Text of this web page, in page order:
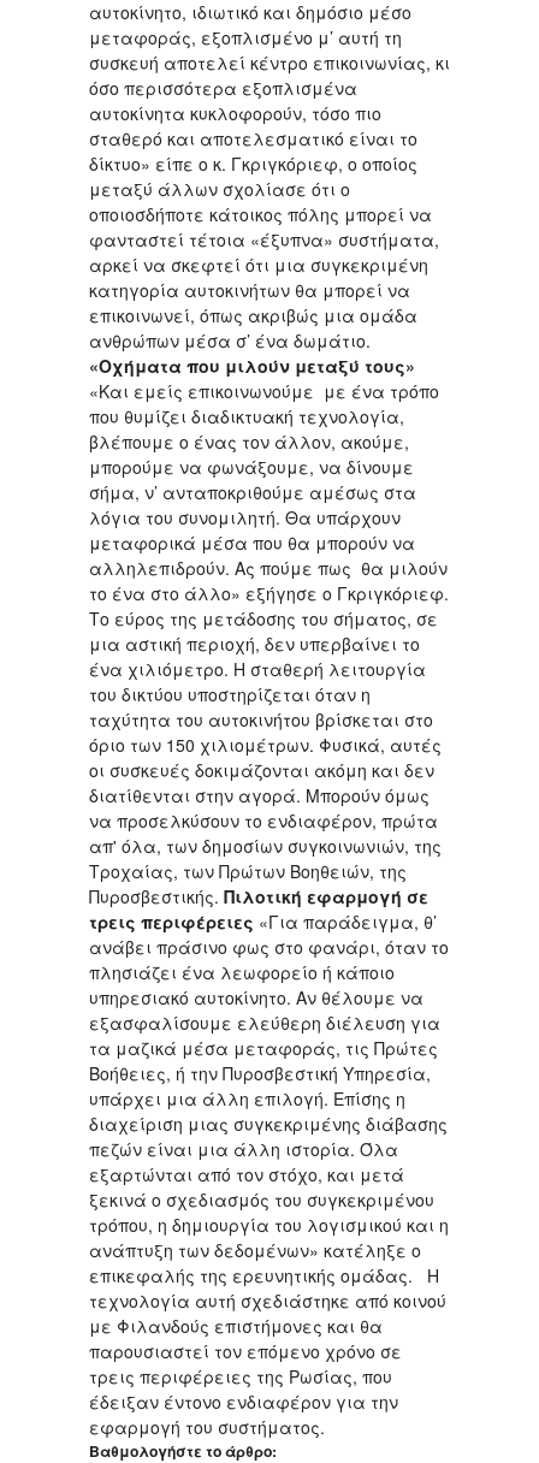
αυτοκίνητο, ιδιωτικό και δημόσιο μέσο
μεταφοράς, εξοπλισμένο μ’ αυτή τη
συσκευή αποτελεί κέντρο επικοινωνίας, κι
όσο περισσότερα εξοπλισμένα
αυτοκίνητα κυκλοφορούν, τόσο πιο
σταθερό και αποτελεσματικό είναι το
δίκτυο» είπε ο κ. Γκριγκόριεφ, ο οποίος
μεταξύ άλλων σχολίασε ότι ο
οποιοσδήποτε κάτοικος πόλης μπορεί να
φανταστεί τέτοια «έξυπνα» συστήματα,
αρκεί να σκεφτεί ότι μια συγκεκριμένη
κατηγορία αυτοκινήτων θα μπορεί να
επικοινωνεί, όπως ακριβώς μια ομάδα
ανθρώπων μέσα σ’ ένα δωμάτιο.
«Οχήματα που μιλούν μεταξύ τους»
«Και εμείς επικοινωνούμε με ένα τρόπο
που θυμίζει διαδικτυακή τεχνολογία,
βλέπουμε ο ένας τον άλλον, ακούμε,
μπορούμε να φωνάξουμε, να δίνουμε
σήμα, ν’ ανταποκριθούμε αμέσως στα
λόγια του συνομιλητή. Θα υπάρχουν
μεταφορικά μέσα που θα μπορούν να
αλληλεπιδρούν. Ας πούμε πως θα μιλούν
το ένα στο άλλο» εξήγησε ο Γκριγκόριεφ.
Το εύρος της μετάδοσης του σήματος, σε
μια αστική περιοχή, δεν υπερβαίνει το
ένα χιλιόμετρο. Η σταθερή λειτουργία
του δικτύου υποστηρίζεται όταν η
ταχύτητα του αυτοκινήτου βρίσκεται στο
όριο των 150 χιλιομέτρων. Φυσικά, αυτές
οι συσκευές δοκιμάζονται ακόμη και δεν
διατίθενται στην αγορά. Μπορούν όμως
να προσελκύσουν το ενδιαφέρον, πρώτα
απ' όλα, των δημοσίων συγκοινωνιών, της
Τροχαίας, των Πρώτων Βοηθειών, της
Πυροσβεστικής. Πιλοτική εφαρμογή σε
τρεις περιφέρειες «Για παράδειγμα, θ’
ανάβει πράσινο φως στο φανάρι, όταν το
πλησιάζει ένα λεωφορείο ή κάποιο
υπηρεσιακό αυτοκίνητο. Αν θέλουμε να
εξασφαλίσουμε ελεύθερη διέλευση για
τα μαζικά μέσα μεταφοράς, τις Πρώτες
Βοήθειες, ή την Πυροσβεστική Υπηρεσία,
υπάρχει μια άλλη επιλογή. Επίσης η
διαχείριση μιας συγκεκριμένης διάβασης
πεζών είναι μια άλλη ιστορία. Όλα
εξαρτώνται από τον στόχο, και μετά
ξεκινά ο σχεδιασμός του συγκεκριμένου
τρόπου, η δημιουργία του λογισμικού και η
ανάπτυξη των δεδομένων» κατέληξε ο
επικεφαλής της ερευνητικής ομάδας. Η
τεχνολογία αυτή σχεδιάστηκε από κοινού
με Φιλανδούς επιστήμονες και θα
παρουσιαστεί τον επόμενο χρόνο σε
τρεις περιφέρειες της Ρωσίας, που
έδειξαν έντονο ενδιαφέρον για την
εφαρμογή του συστήματος.
Βαθμολογήστε το άρθρο: